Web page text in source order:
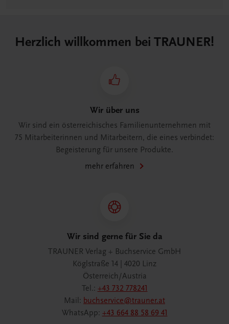
Herzlich willkommen bei TRAUNER!
Wir über uns
Wir sind ein österreichisches Familienunternehmen mit
75 Mitarbeiterinnen und Mitarbeitern, die eines verbindet:
Begeisterung für unsere Produkte.
mehr erfahren
Wir sind gerne für Sie da
TRAUNER Verlag + Buchservice GmbH
Köglstraße 14 | 4020 Linz
Österreich/Austria
Tel.: +43 732 778241
Mail: buchservice@trauner.at
WhatsApp: +43 664 88 58 69 41